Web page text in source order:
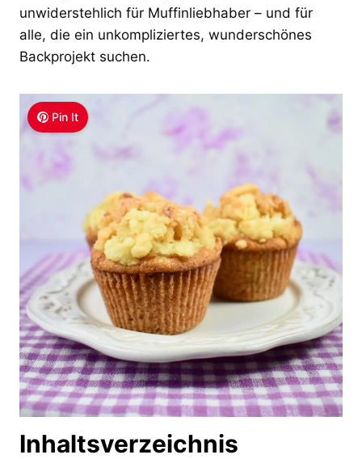
unwiderstehlich für Muffinliebhaber – und für
alle, die ein unkompliziertes, wunderschönes
Backprojekt suchen.
Pin It
Inhaltsverzeichnis